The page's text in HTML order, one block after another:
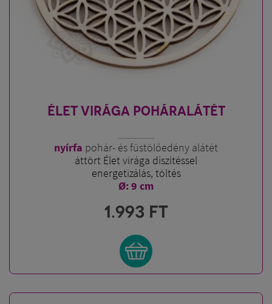
ÉLET VIRÁGA POHÁRALÁTÉT
nyírfa pohár- és füstölőedény alátét
áttört Élet virága díszítéssel
energetizálás, töltés
Ø: 9 cm
1.993 FT